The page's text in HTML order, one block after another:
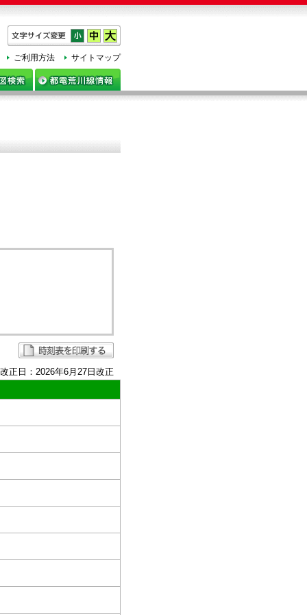
サイトマップ
ご利用方法
改正日：2026年6月27日改正